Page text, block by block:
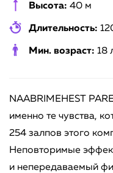
Высота: 40 м
Длительность:
Мин. возраст: 18
NAABRIMEHEST
именно те чувства,
254 залпов этого
Неповторимые
и непередаваемый